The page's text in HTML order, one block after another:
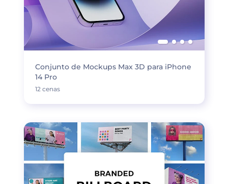
Conjunto de Mockups Max 3D para iPhone
14 Pro
12 cenas